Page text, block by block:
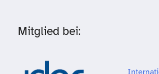
Mitglied bei: